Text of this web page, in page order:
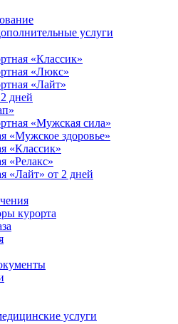
услуги
«Классик»
«Люкс»
«Лайт»
дней
«Мужская сила»
«Мужское здоровье»
«Классик»
«Релакс»
«Лайт» от 2 дней
курорта
услуги